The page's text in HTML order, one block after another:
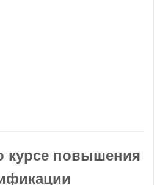
курсе повышения